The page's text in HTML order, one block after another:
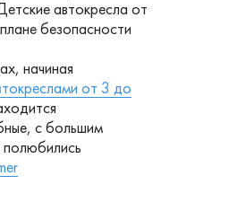
автокресла от
безопасности
начиная
от 3 до
с большим
полюбились